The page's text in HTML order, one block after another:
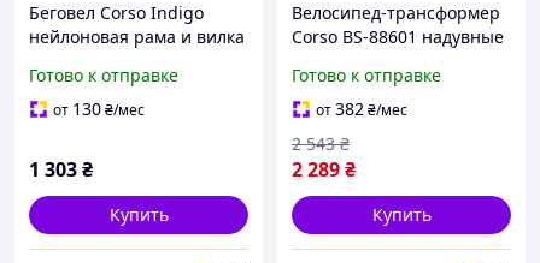
Беговел Corso Indigo
нейлоновая рама и вилка
дюймов Синий (D-4500-
92)
Готово к отправке
от 130₴/мес
1 303₴
Купить
Велосипед-трансформер
Corso BS-88601 надувные
Готово к отправке
от382₴/мес
2 289₴
2 543 ₴
Купить